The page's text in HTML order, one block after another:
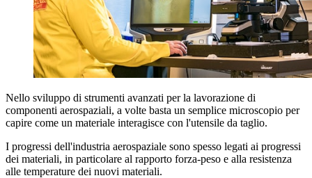
Nello sviluppo di strumenti avanzati per la lavorazione di
componenti aerospaziali, a volte basta un semplice microscopio per
capire come un materiale interagisce con l'utensile da taglio.
I progressi dell'industria aerospaziale sono spesso legati ai progressi
dei materiali, in particolare al rapporto forza-peso e alla resistenza
alle temperature dei nuovi materiali.